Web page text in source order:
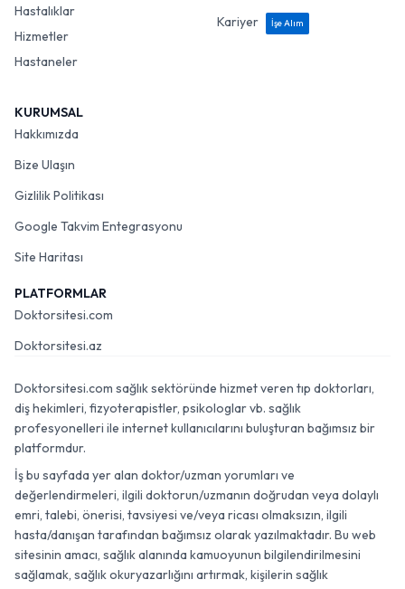
Hastalıklar
Hizmetler
Hastaneler
Kariyer
İşe Alım
KURUMSAL
Hakkımızda
Bize Ulaşın
Gizlilik Politikası
Google Takvim Entegrasyonu
Site Haritası
PLATFORMLAR
Doktorsitesi.com
Doktorsitesi.az
Doktorsitesi.com sağlık sektöründe hizmet veren tıp doktorları,
diş hekimleri, fizyoterapistler, psikologlar vb. sağlık
profesyonelleri ile internet kullanıcılarını buluşturan bağımsız bir
platformdur.
İş bu sayfada yer alan doktor/uzman yorumları ve
değerlendirmeleri, ilgili doktorun/uzmanın doğrudan veya dolaylı
emri, talebi, önerisi, tavsiyesi ve/veya ricası olmaksızın, ilgili
hasta/danışan tarafından bağımsız olarak yazılmaktadır. Bu web
sitesinin amacı, sağlık alanında kamuoyunun bilgilendirilmesini
sağlamak, sağlık okuryazarlığını artırmak, kişilerin sağlık